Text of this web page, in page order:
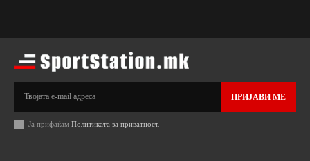
ПРИЈАВИ МЕ
Ја прифаќам Политиката за приватност.